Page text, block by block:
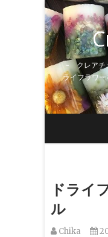
Skip
to
content
~ クレアチ
ライフラワ
ドライ
ル
Chika